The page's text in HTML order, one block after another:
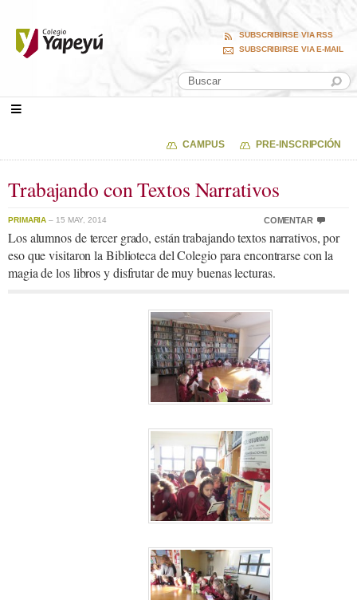
SUBSCRIBIRSE VIA RSS
SUBSCRIBIRSE VIA E-MAIL
CAMPUS PRE-INSCRIPCIÓN
Trabajando con Textos Narrativos
PRIMARIA – 15 MAY, 2014 COMENTAR
Los alumnos de tercer grado, están trabajando textos narrativos, por
eso que visitaron la Biblioteca del Colegio para encontrarse con la
magia de los libros y disfrutar de muy buenas lecturas.